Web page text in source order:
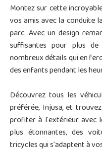
Montez sur cette
vos amis avec la conduite
parc. Avec un design
suffisantes pour plus
nombreux détails qui en
des enfants pendant les
Découvrez tous les
préférée, Injusa, et
profiter à l'extérieur avec
plus étonnantes, des
tricycles qui s'adaptent à